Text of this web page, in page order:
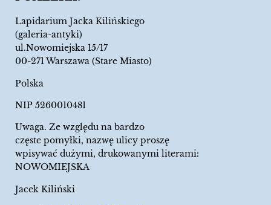
Lapidarium Jacka Kilińskiego
(galeria-antyki)
ul.Nowomiejska 15/17
00-271 Warszawa (Stare Miasto)
Polska
NIP 5260010481
Uwaga. Ze względu na bardzo
częste pomyłki, nazwę ulicy proszę
wpisywać dużymi, drukowanymi literami:
NOWOMIEJSKA
Jacek Kiliński